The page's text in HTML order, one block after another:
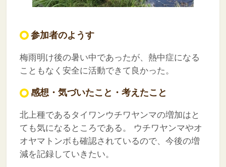
参加者のようす
梅雨明け後の暑い中であったが、熱中症になる
こともなく安全に活動できて良かった。
感想・気づいたこと・考えたこと
北上種であるタイワンウチワヤンマの増加はと
ても気になるところである。
ウチワヤンマやオ
オヤマトンボも確認されているので、今後の増
減を記録していきたい。